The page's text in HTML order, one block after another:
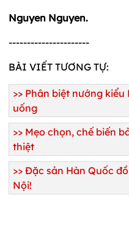
Nguyen Nguyen.
----------------------
BÀI VIẾT TƯƠNG TỰ:
>> Phân biệt nướng
uống
>> Mẹo chọn, chế biến
thiệt
>> Đặc sản Hàn Quốc
Nội!